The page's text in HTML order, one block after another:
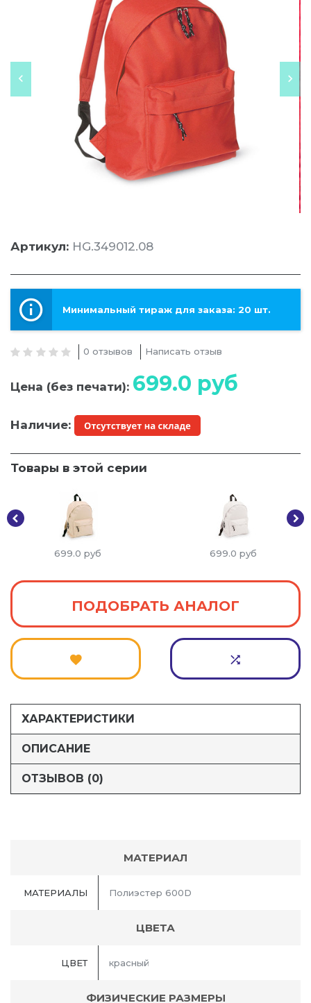
Артикул: HG.349012.08
Минимальный тираж для заказа: 20 шт.
0 отзывов Написать отзыв
Цена (без печати): 699.0 руб
Наличие:
Товары в этой серии
699.0 руб 699.0 руб
ПОДОБРАТЬ АНАЛОГ
ХАРАКТЕРИСТИКИ
ОПИСАНИЕ
ОТЗЫВОВ (0)
МАТЕРИАЛ
МАТЕРИАЛЫ Полиэстер 600D
ЦВЕТА
ЦВЕТ красный
ФИЗИЧЕСКИЕ РАЗМЕРЫ